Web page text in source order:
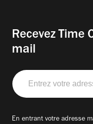
Recevez Time
mail
Entrez
votre
adresse
En entrant votre adresse